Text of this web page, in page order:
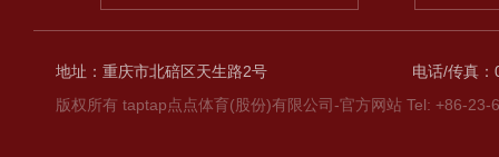
地址：重庆市北碚区天生路2号
电话/传真
版权所有 taptap点点体育(股份)有限公司-官方网站 Tel: +86-23-